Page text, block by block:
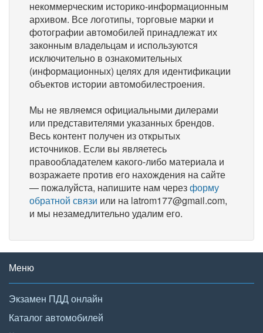
некоммерческим историко-информационным
архивом. Все логотипы, торговые марки и
фотографии автомобилей принадлежат их
законным владельцам и используются
исключительно в ознакомительных
(информационных) целях для идентификации
объектов истории автомобилестроения.
Мы не являемся официальными дилерами
или представителями указанных брендов.
Весь контент получен из открытых
источников. Если вы являетесь
правообладателем какого-либо материала и
возражаете против его нахождения на сайте
— пожалуйста, напишите нам черезформу
обратной связи или на latrom177@gmail.com,
и мы незамедлительно удалим его.
Меню
Экзамен ПДД онлайн
Каталог автомобилей